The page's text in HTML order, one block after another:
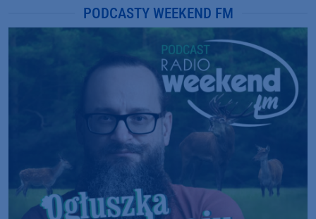
PODCASTY WEEKEND FM